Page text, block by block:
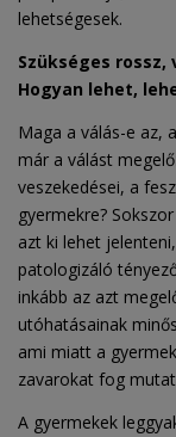
lehetségesek.
Szükséges
Hogyan lehet,
Maga a válás-e az,
már a válást
veszekedései, a
gyermekre?
azt ki lehet
patologizáló
inkább az azt
utóhatásainak
ami miatt a
zavarokat fog
A gyermekek